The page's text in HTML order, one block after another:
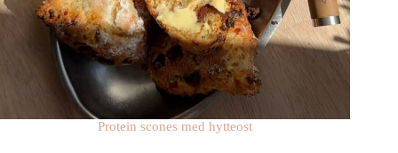
Protein scones med hytteost